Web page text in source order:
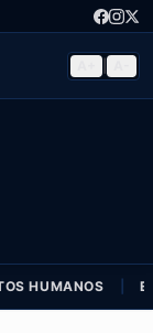
HUMANOS